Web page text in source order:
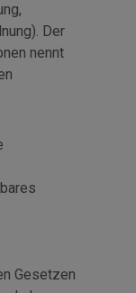
Der
nennt
Gesetzen